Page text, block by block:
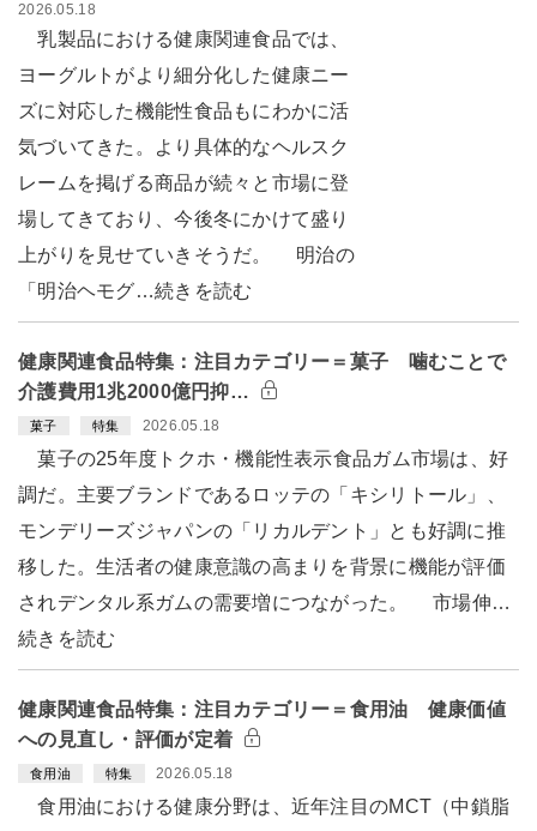
2026.05.18
乳製品における健康関連食品では、
ヨーグルトがより細分化した健康ニー
ズに対応した機能性食品もにわかに活
気づいてきた。より具体的なヘルスク
レームを掲げる商品が続々と市場に登
場してきており、今後冬にかけて盛り
上がりを見せていきそうだ。 明治の
「明治ヘモグ…続きを読む
健康関連食品特集：注目カテゴリー＝菓子 噛むことで
介護費用1兆2000億円抑…
菓子 特集 2026.05.18
菓子の25年度トクホ・機能性表示食品ガム市場は、好
調だ。主要ブランドであるロッテの「キシリトール」、
モンデリーズジャパンの「リカルデント」とも好調に推
移した。生活者の健康意識の高まりを背景に機能が評価
されデンタル系ガムの需要増につながった。 市場伸…
続きを読む
健康関連食品特集：注目カテゴリー＝食用油 健康価値
への見直し・評価が定着
食用油 特集 2026.05.18
食用油における健康分野は、近年注目のMCT（中鎖脂